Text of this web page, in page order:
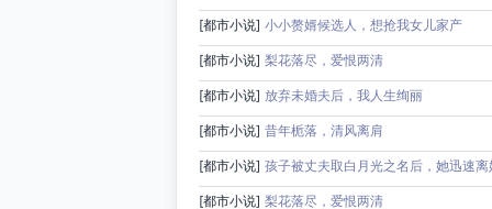
[都市小说] 小小赘婿候选人，想抢我女儿家产
[都市小说] 梨花落尽，爱恨两清
[都市小说] 放弃未婚夫后，我人生绚丽
[都市小说] 昔年栀落，清风离肩
[都市小说] 孩子被丈夫取白月光之名后，她迅速离
[都市小说] 梨花落尽，爱恨两清